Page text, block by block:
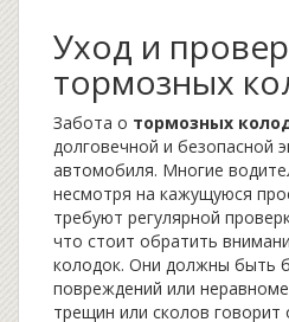
Уход и
тормозных
Забота о тормозных
долговечной и безопасной
автомобиля. Многие
несмотря на кажущуюся
требуют регулярной
что стоит обратить
колодок. Они должны быть
повреждений или
трещин или сколов